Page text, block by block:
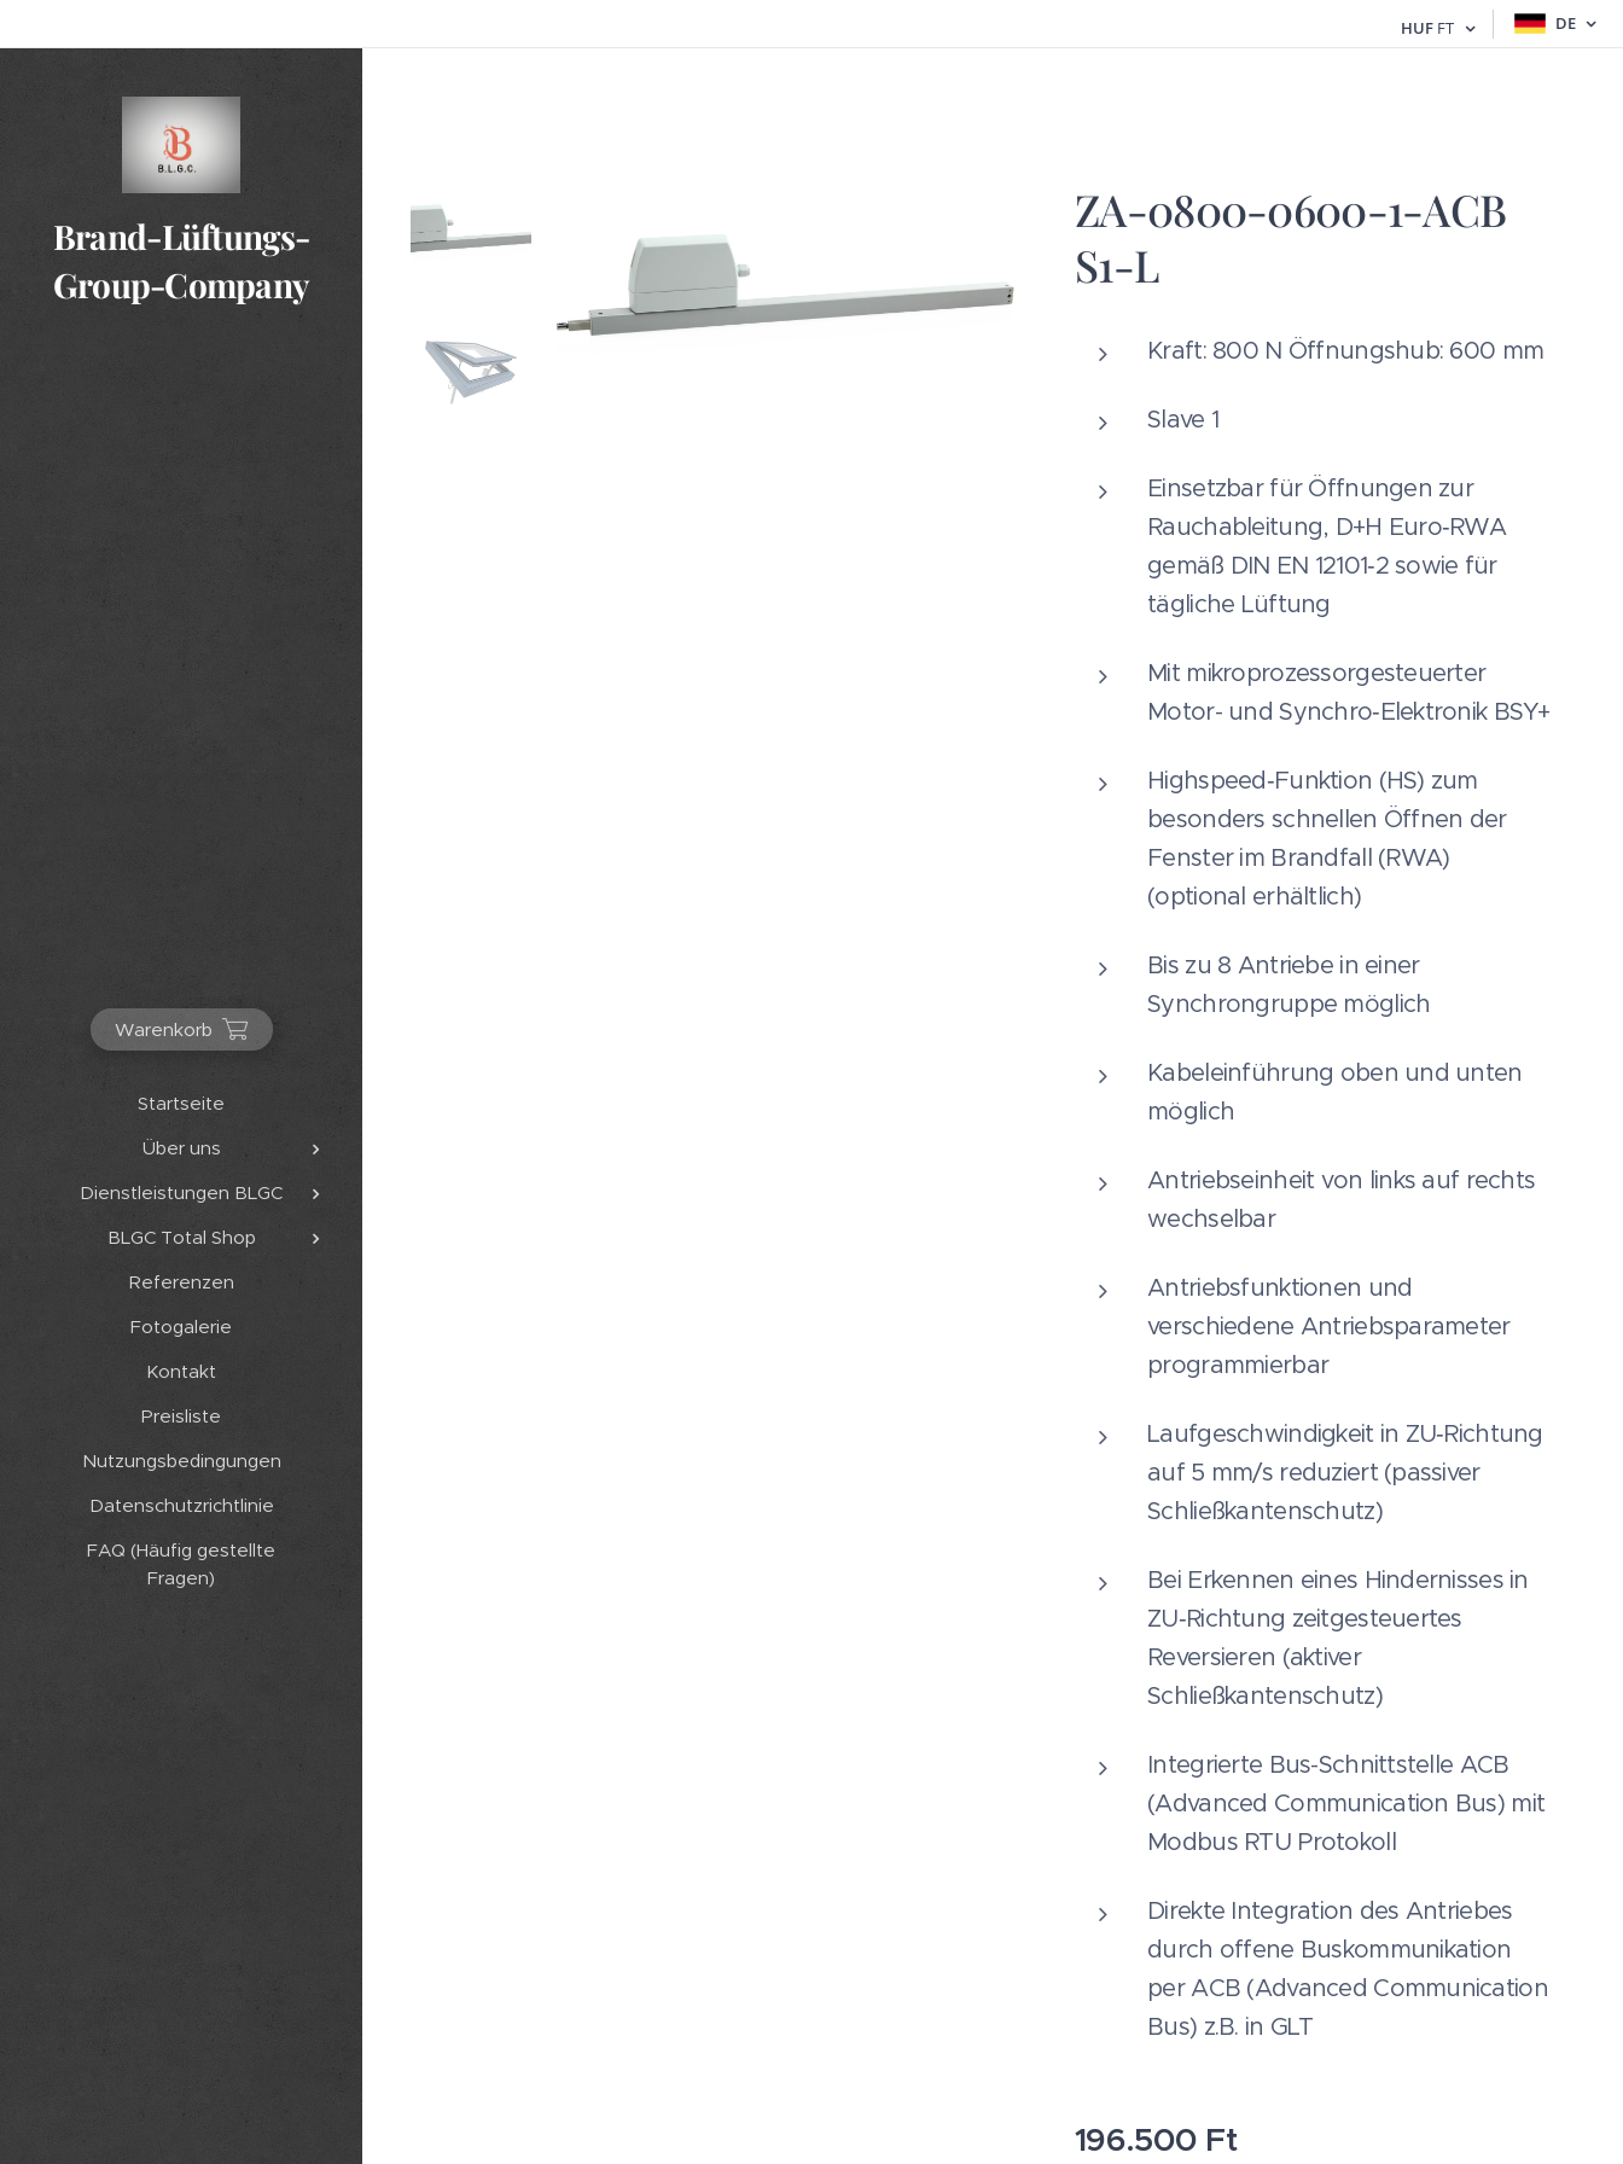
HUF FT DE
Brand-Lüftungs-
Group-Company
Warenkorb
Startseite
Über uns
Dienstleistungen BLGC
BLGC Total Shop
Referenzen
Fotogalerie
Kontakt
Preisliste
Nutzungsbedingungen
Datenschutzrichtlinie
FAQ (Häufig gestellte
Fragen)
ZA-0800-0600-1-ACB
S1-L
Kraft: 800 N Öffnungshub: 600 mm
Slave 1
Einsetzbar für Öffnungen zur
Rauchableitung, D+H Euro‑RWA
gemäß DIN EN 12101‑2 sowie für
tägliche Lüftung
Mit mikroprozessorgesteuerter
Motor- und Synchro‑Elektronik BSY+
Highspeed‑Funktion (HS) zum
besonders schnellen Öffnen der
Fenster im Brandfall (RWA)
(optional erhältlich)
Bis zu 8 Antriebe in einer
Synchrongruppe möglich
Kabeleinführung oben und unten
möglich
Antriebseinheit von links auf rechts
wechselbar
Antriebsfunktionen und
verschiedene Antriebsparameter
programmierbar
Laufgeschwindigkeit in ZU‑Richtung
auf 5 mm/s reduziert (passiver
Schließkantenschutz)
Bei Erkennen eines Hindernisses in
ZU‑Richtung zeitgesteuertes
Reversieren (aktiver
Schließkantenschutz)
Integrierte Bus-Schnittstelle ACB
(Advanced Communication Bus) mit
Modbus RTU Protokoll
Direkte Integration des Antriebes
durch offene Buskommunikation
per ACB (Advanced Communication
Bus) z.B. in GLT
196.500 Ft